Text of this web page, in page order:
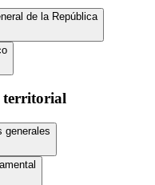
de la República
territorial
generales